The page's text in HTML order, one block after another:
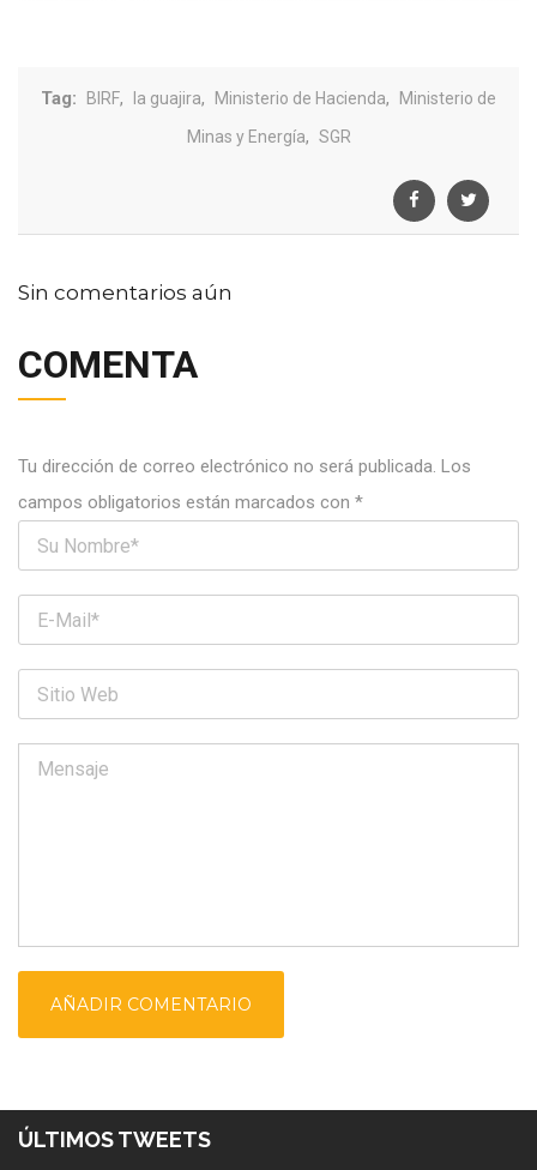
Tag: BIRF, la guajira, Ministerio de Hacienda,
Ministerio de
Minas y Energía, SGR
Sin comentarios aún
COMENTA
Tu dirección de correo electrónico no será publicada. Los
campos obligatorios están marcados con *
ÚLTIMOS TWEETS